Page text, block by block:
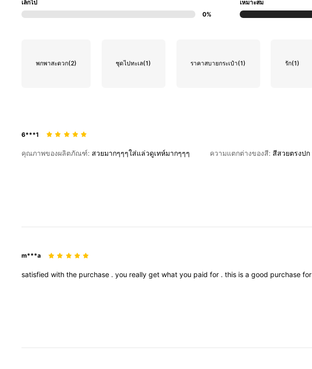
เล็กไป
0%
เหมาะสม
พกพาสะดวก(2) ชุดไปทะเล(1) ราคาสบายกระเป๋า(1) รัก(1)
6***1
คุณภาพของผลิตภัณฑ์: สวยมากๆๆๆใส่แล่วดูเทห์มากๆๆๆ ความแตกต่างของสี: สีสวยตรงปก
m***a
satisfied with the purchase . you really get what you paid for . this is a good purchase for